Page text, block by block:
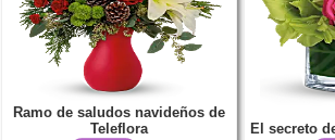
Ramo de saludos navideños de
Teleflora
El secreto